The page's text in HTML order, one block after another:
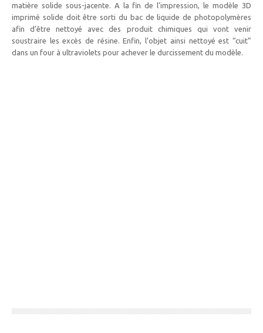
matière solide sous-jacente. A la fin de l’impression, le modèle 3D
imprimé solide doit être sorti du bac de liquide de photopolymères
afin d’être nettoyé avec des produit chimiques qui vont venir
soustraire les excès de résine. Enfin, l’objet ainsi nettoyé est “cuit”
dans un four à ultraviolets pour achever le durcissement du modèle.